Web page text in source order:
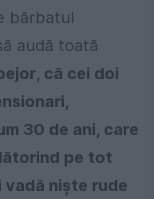
bărbatul
audă toată
că cei doi
30 de ani, care
pe tot
vadă niște rude